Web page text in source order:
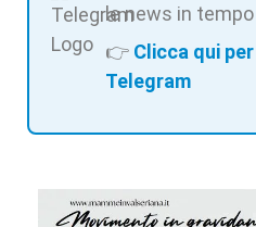
le news in tempo
👉 Clicca qui
Telegram